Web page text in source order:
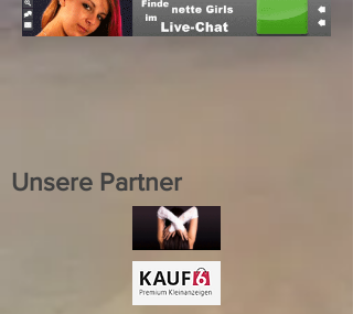
Unsere Partner